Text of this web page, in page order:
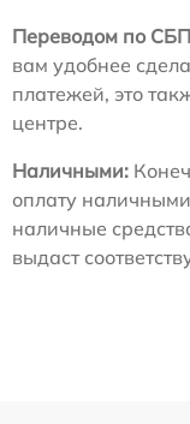
Переводом по
вам удобнее
платежей, это
центре.
Наличными:
оплату
наличные
выдаст